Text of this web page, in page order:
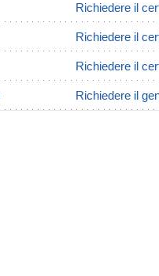
Richiedere il
Richiedere il
Richiedere il
Richiedere il